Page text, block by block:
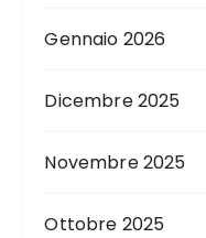
Gennaio 2026
Dicembre 2025
Novembre 2025
Ottobre 2025